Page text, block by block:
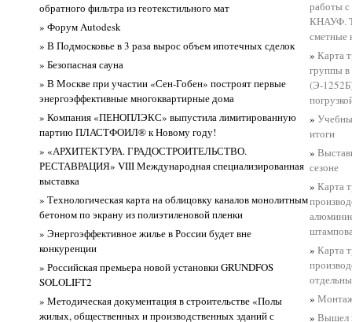
обратного фильтра из геотекстильного мат
» Форум Autodesk
» В Подмосковье в 3 раза вырос объем ипотечных сделок
» Безопасная сауна
» В Москве при участии «Сен-Гобен» построят первые
энергоэффективные многоквартирные дома
» Компания «ПЕНОПЛЭКС» выпустила лимитированную
партию ПЛАСТФОИЛ® к Новому году!
» «АРХИТЕКТУРА. ГРАДОСТРОИТЕЛЬСТВО.
РЕСТАВРАЦИЯ» VIII Международная специализированная
выставка
» Технологическая карта на облицовку каналов монолитным
бетоном по экрану из полиэтиленовой пленки
» Энергоэффективное жилье в России будет вне
конкуренции
» Российская премьера новой установки GRUNDFOS
SOLOLIFT2
» Методическая документация в строительстве «Полы
жилых, общественных и производственных зданий с
работы
КНАУФ.
сметные
» Карта
группы
(Э-
»
итоги
»
сезоне
» Карта
» Карта
»
» Вышел